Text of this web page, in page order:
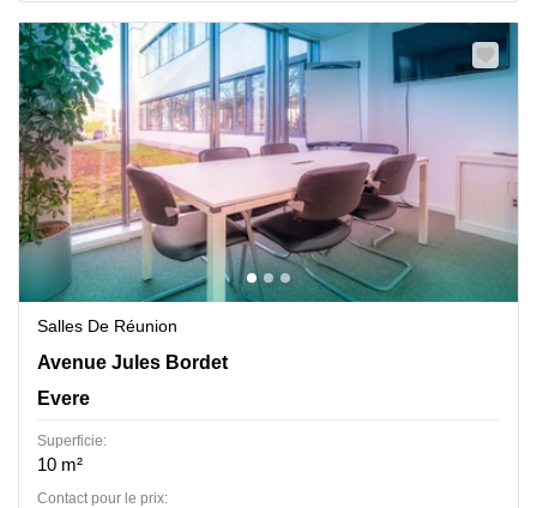
Salles De Réunion
Jules Bordetlaan 13, Evere
Avenue Jules Bordet
Evere
Superficie:
10 m²
Contact pour le prix: